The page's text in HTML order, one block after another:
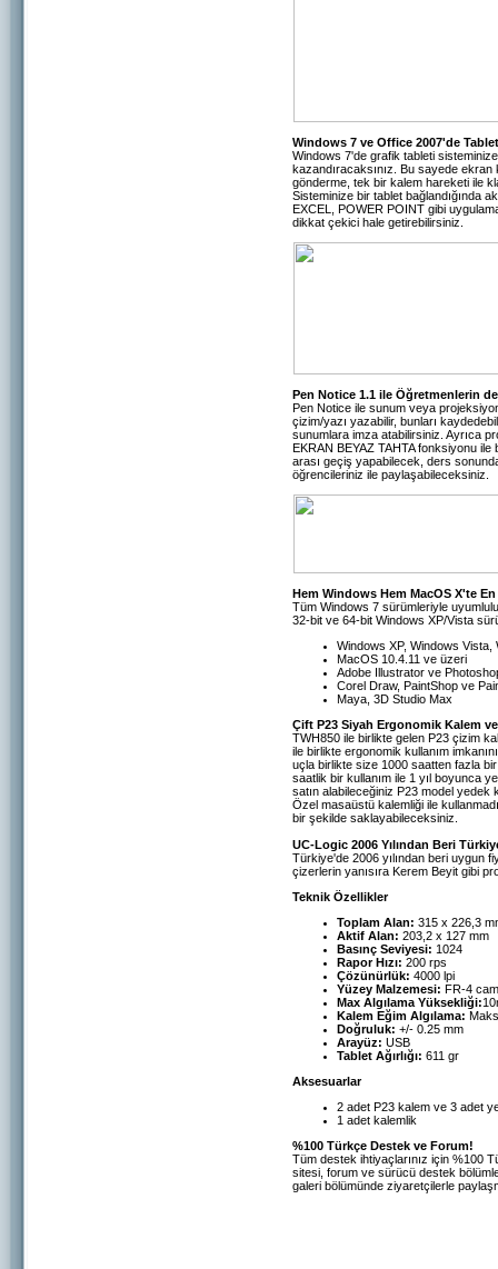
Windows 7 ve Office 2007'de
Windows 7'de grafik tableti sisteminize
kazandıracaksınız. Bu sayede
gönderme, tek bir kalem hareketi ile
Sisteminize bir tablet bağlandığında
EXCEL, POWER POINT gibi
dikkat çekici hale getirebilirsiniz.
Pen Notice 1.1 ile Öğretmenlerin de
Pen Notice ile sunum veya
çizim/yazı yazabilir, bunları
sunumlara imza atabilirsiniz. Ayrıca
EKRAN BEYAZ TAHTA fonksiyonu
arası geçiş yapabilecek, ders
öğrencileriniz ile paylaşabileceksiniz.
Hem Windows Hem MacOS X'te En
Tüm Windows 7 sürümleriyle
32-bit ve 64-bit Windows XP/Vista
Windows XP, Windows
MacOS 10.4.11 ve üzeri
Adobe Illustrator ve
Corel Draw, PaintShop ve
Maya, 3D Studio Max
Çift P23 Siyah Ergonomik Kalem
TWH850 ile birlikte gelen P23 çizim
ile birlikte ergonomik kullanım
uçla birlikte size 1000 saatten fazla
saatlik bir kullanım ile 1 yıl boyunca
satın alabileceğiniz P23 model
Özel masaüstü kalemliği ile
bir şekilde saklayabileceksiniz.
UC-Logic 2006 Yılından Beri
Türkiye'de 2006 yılından beri uygun
çizerlerin yanısıra Kerem Beyit gibi
Teknik Özellikler
Toplam Alan: 315 x 226,3
Aktif Alan:203,2 x 127 mm
Basınç Seviyesi: 1024
Rapor Hızı: 200 rps
Çözünürlük: 4000 lpi
Yüzey Malzemesi: FR-4
Max Algılama Yüksekliği:
Kalem Eğim Algılama:
Doğruluk: +/- 0.25 mm
Arayüz:USB
Tablet Ağırlığı: 611 gr
Aksesuarlar
2 adet P23 kalem ve 3 adet
1 adet kalemlik
%100 Türkçe Destek ve Forum!
Tüm destek ihtiyaçlarınız için %100
sitesi, forum ve sürücü destek
galeri bölümünde ziyaretçilerle